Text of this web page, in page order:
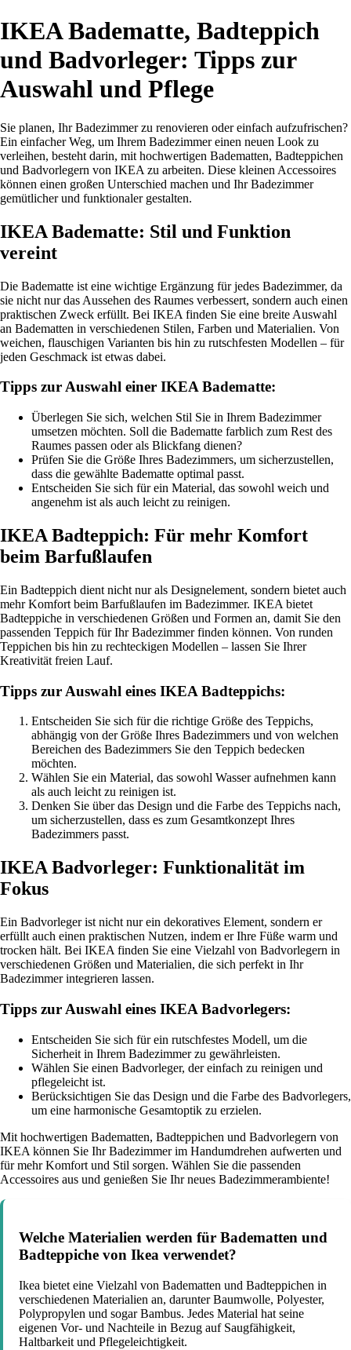
IKEA Badematte, Badteppich
und Badvorleger: Tipps zur
Auswahl und Pflege
Sie planen, Ihr Badezimmer zu renovieren oder einfach aufzufrischen?
Ein einfacher Weg, um Ihrem Badezimmer einen neuen Look zu
verleihen, besteht darin, mit hochwertigen Badematten, Badteppichen
und Badvorlegern von IKEA zu arbeiten. Diese kleinen Accessoires
können einen großen Unterschied machen und Ihr Badezimmer
gemütlicher und funktionaler gestalten.
IKEA Badematte: Stil und Funktion
vereint
Die Badematte ist eine wichtige Ergänzung für jedes Badezimmer, da
sie nicht nur das Aussehen des Raumes verbessert, sondern auch einen
praktischen Zweck erfüllt. Bei IKEA finden Sie eine breite Auswahl
an Badematten in verschiedenen Stilen, Farben und Materialien. Von
weichen, flauschigen Varianten bis hin zu rutschfesten Modellen – für
jeden Geschmack ist etwas dabei.
Tipps zur Auswahl einer IKEA Badematte:
Überlegen Sie sich, welchen Stil Sie in Ihrem Badezimmer
umsetzen möchten. Soll die Badematte farblich zum Rest des
Raumes passen oder als Blickfang dienen?
Prüfen Sie die Größe Ihres Badezimmers, um sicherzustellen,
dass die gewählte Badematte optimal passt.
Entscheiden Sie sich für ein Material, das sowohl weich und
angenehm ist als auch leicht zu reinigen.
IKEA Badteppich: Für mehr Komfort
beim Barfußlaufen
Ein Badteppich dient nicht nur als Designelement, sondern bietet auch
mehr Komfort beim Barfußlaufen im Badezimmer. IKEA bietet
Badteppiche in verschiedenen Größen und Formen an, damit Sie den
passenden Teppich für Ihr Badezimmer finden können. Von runden
Teppichen bis hin zu rechteckigen Modellen – lassen Sie Ihrer
Kreativität freien Lauf.
Tipps zur Auswahl eines IKEA Badteppichs:
Entscheiden Sie sich für die richtige Größe des Teppichs,
abhängig von der Größe Ihres Badezimmers und von welchen
Bereichen des Badezimmers Sie den Teppich bedecken
möchten.
Wählen Sie ein Material, das sowohl Wasser aufnehmen kann
als auch leicht zu reinigen ist.
Denken Sie über das Design und die Farbe des Teppichs nach,
um sicherzustellen, dass es zum Gesamtkonzept Ihres
Badezimmers passt.
IKEA Badvorleger: Funktionalität im
Fokus
Ein Badvorleger ist nicht nur ein dekoratives Element, sondern er
erfüllt auch einen praktischen Nutzen, indem er Ihre Füße warm und
trocken hält. Bei IKEA finden Sie eine Vielzahl von Badvorlegern in
verschiedenen Größen und Materialien, die sich perfekt in Ihr
Badezimmer integrieren lassen.
Tipps zur Auswahl eines IKEA Badvorlegers:
Entscheiden Sie sich für ein rutschfestes Modell, um die
Sicherheit in Ihrem Badezimmer zu gewährleisten.
Wählen Sie einen Badvorleger, der einfach zu reinigen und
pflegeleicht ist.
Berücksichtigen Sie das Design und die Farbe des Badvorlegers,
um eine harmonische Gesamtoptik zu erzielen.
Mit hochwertigen Badematten, Badteppichen und Badvorlegern von
IKEA können Sie Ihr Badezimmer im Handumdrehen aufwerten und
für mehr Komfort und Stil sorgen. Wählen Sie die passenden
Accessoires aus und genießen Sie Ihr neues Badezimmerambiente!
Welche Materialien werden für Badematten und
Badteppiche von Ikea verwendet?
Ikea bietet eine Vielzahl von Badematten und Badteppichen in
verschiedenen Materialien an, darunter Baumwolle, Polyester,
Polypropylen und sogar Bambus. Jedes Material hat seine
eigenen Vor- und Nachteile in Bezug auf Saugfähigkeit,
Haltbarkeit und Pflegeleichtigkeit.